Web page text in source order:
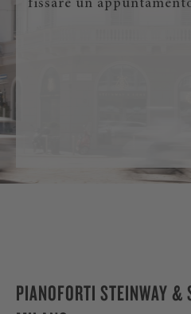
fissare un
PIANOFORTI STEINWAY &